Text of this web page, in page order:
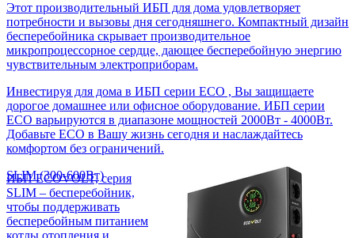
Этот производительный ИБП для дома удовлетворяет
потребности и вызовы дня сегодняшнего. Компактный дизайн
бесперебойника скрывает производительное
микропроцессорное сердце, дающее бесперебойную энергию
чувствительным электроприборам.
Инвестируя для дома в ИБП серии ECO , Вы защищаете
дорогое домашнее или офисное оборудование. ИБП серии
ECO варьируются в диапазоне мощностей 2000Вт - 4000Вт.
Добавьте ECO в Вашу жизнь сегодня и наслаждайтесь
комфортом без ограничений.
SLIM (300-600Вт)
ИБП ECOVOLT, серия
SLIM – бесперебойник,
чтобы поддерживать
бесперебойным питанием
котлы отопления и